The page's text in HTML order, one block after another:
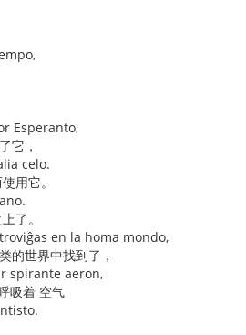
Esperanto,
它，
celo.
用它。
了。
en la homa mondo,
的世界中找到了，
spirante aeron,
吸着 空气